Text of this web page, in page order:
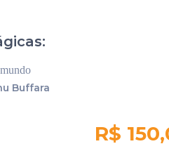
Buffara
R$